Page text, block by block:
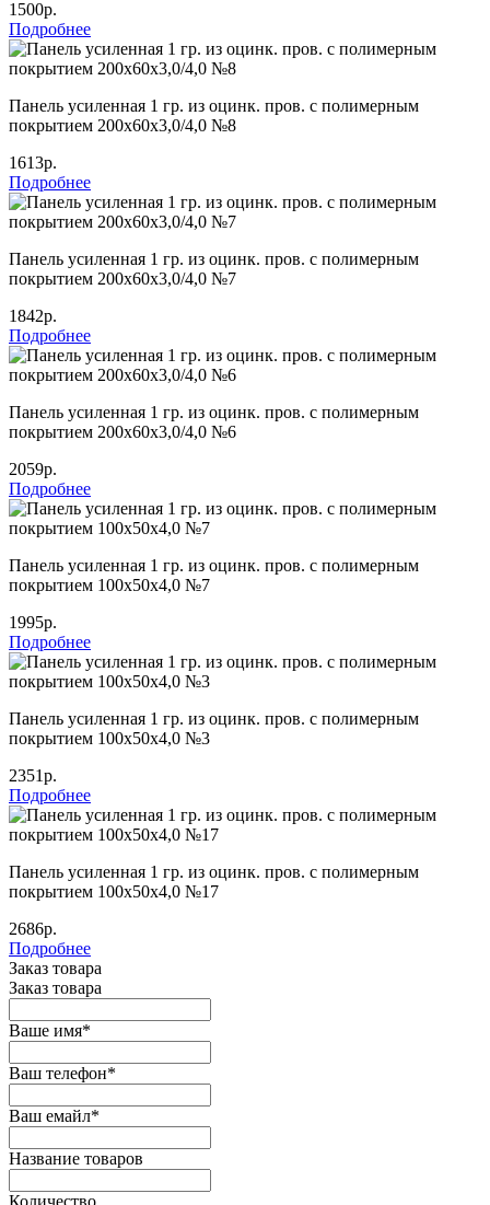
1500р.
Подробнее
Панель усиленная 1 гр. из оцинк. пров. с полимерным
покрытием 200х60х3,0/4,0 №8
1613р.
Подробнее
Панель усиленная 1 гр. из оцинк. пров. с полимерным
покрытием 200х60х3,0/4,0 №7
1842р.
Подробнее
Панель усиленная 1 гр. из оцинк. пров. с полимерным
покрытием 200х60х3,0/4,0 №6
2059р.
Подробнее
Панель усиленная 1 гр. из оцинк. пров. с полимерным
покрытием 100х50х4,0 №7
1995р.
Подробнее
Панель усиленная 1 гр. из оцинк. пров. с полимерным
покрытием 100х50х4,0 №3
2351р.
Подробнее
Панель усиленная 1 гр. из оцинк. пров. с полимерным
покрытием 100х50х4,0 №17
2686р.
Подробнее
Заказ товара
Заказ товара
Ваше имя*
Ваш телефон*
Ваш емайл*
Название товаров
Количество